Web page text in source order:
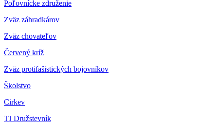
Poľovnícke združenie
Zväz záhradkárov
Zväz chovateľov
Červený kríž
Zväz protifašistických bojovníkov
Školstvo
Cirkev
TJ Družstevník